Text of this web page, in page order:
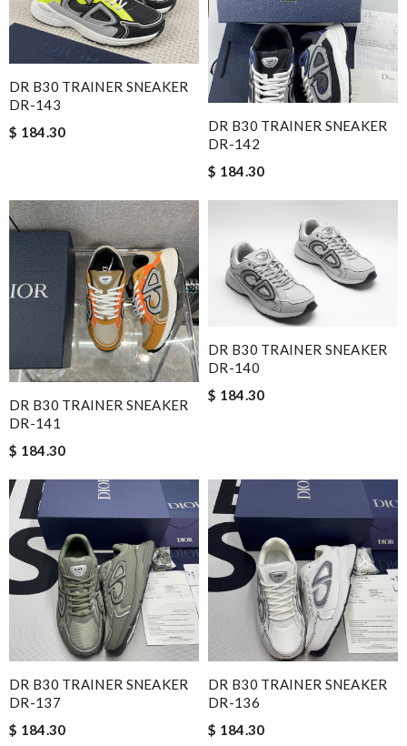
DR B30 TRAINER SNEAKER
DR-143
$ 184.30
DR B30 TRAINER SNEAKER
DR-142
$ 184.30
DR B30 TRAINER SNEAKER
DR-141
$ 184.30
DR B30 TRAINER SNEAKER
DR-140
$ 184.30
DR B30 TRAINER SNEAKER
DR-137
$ 184.30
DR B30 TRAINER SNEAKER
DR-136
$ 184.30